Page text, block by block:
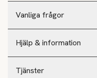
Vanliga frågor
Hjälp & information
Tjänster